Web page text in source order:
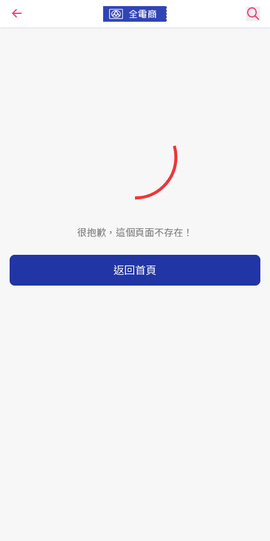
很抱歉，這個頁面不存在！
返回首頁